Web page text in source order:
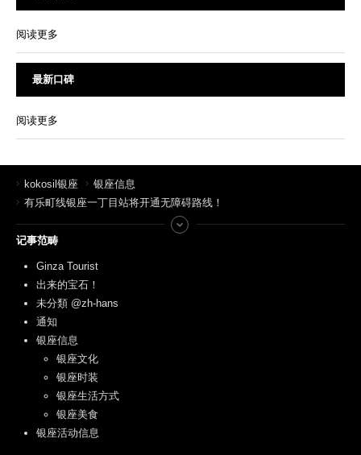
阅读更多
最新口碑
阅读更多
kokosil银座
银座信息
有乐町线银座一丁目站将开通无障碍路线！
记事范畴
Ginza Tourist
出来的宝石！
未分類 @zh-hans
通知
银座信息
银座文化
银座时装
银座生活方式
银座美食
银座活动信息